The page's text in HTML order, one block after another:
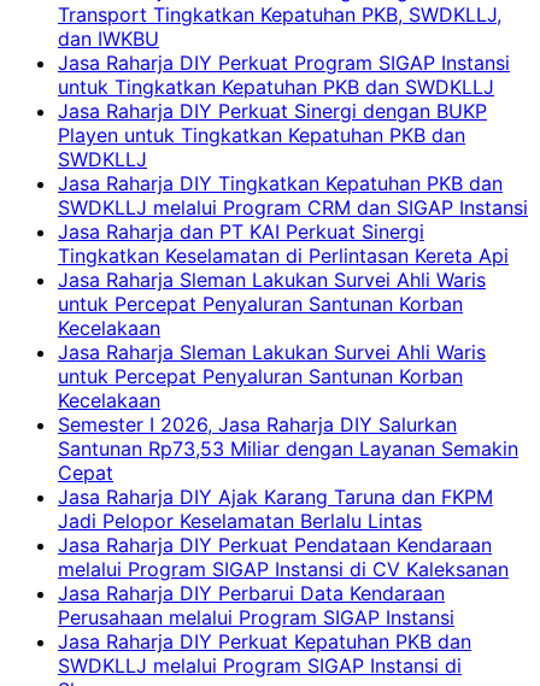
Transport Tingkatkan Kepatuhan PKB, SWDKLLJ,
dan IWKBU
Jasa Raharja DIY Perkuat Program SIGAP Instansi
untuk Tingkatkan Kepatuhan PKB dan SWDKLLJ
Jasa Raharja DIY Perkuat Sinergi dengan BUKP
Playen untuk Tingkatkan Kepatuhan PKB dan
SWDKLLJ
Jasa Raharja DIY Tingkatkan Kepatuhan PKB dan
SWDKLLJ melalui Program CRM dan SIGAP Instansi
Jasa Raharja dan PT KAI Perkuat Sinergi
Tingkatkan Keselamatan di Perlintasan Kereta Api
Jasa Raharja Sleman Lakukan Survei Ahli Waris
untuk Percepat Penyaluran Santunan Korban
Kecelakaan
Jasa Raharja Sleman Lakukan Survei Ahli Waris
untuk Percepat Penyaluran Santunan Korban
Kecelakaan
Semester I 2026, Jasa Raharja DIY Salurkan
Santunan Rp73,53 Miliar dengan Layanan Semakin
Cepat
Jasa Raharja DIY Ajak Karang Taruna dan FKPM
Jadi Pelopor Keselamatan Berlalu Lintas
Jasa Raharja DIY Perkuat Pendataan Kendaraan
melalui Program SIGAP Instansi di CV Kaleksanan
Jasa Raharja DIY Perbarui Data Kendaraan
Perusahaan melalui Program SIGAP Instansi
Jasa Raharja DIY Perkuat Kepatuhan PKB dan
SWDKLLJ melalui Program SIGAP Instansi di